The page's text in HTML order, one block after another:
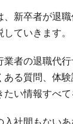
、新卒者が退
していきます。
業者の退職代
ある質問、体
たい情報すべて
入社間もない